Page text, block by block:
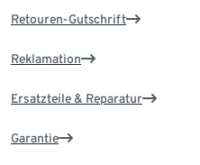
Retouren-Gutschrift
Reklamation
Ersatzteile & Reparatur
Garantie